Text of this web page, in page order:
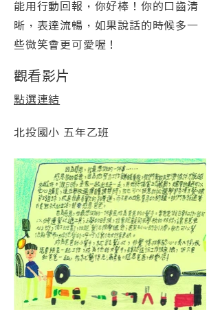
能用行動回報，你好棒！你的口齒清
晰，表達流暢，如果說話的時候多一
些微笑會更可愛喔！
觀看影片
點選連結
北投國小 五年乙班